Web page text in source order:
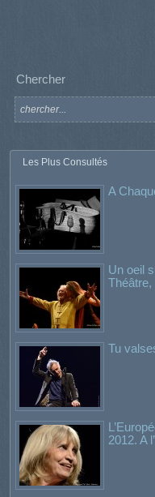
Chercher
Les Plus Consultés
A
Un oeil
Théâtre,
Tu
2012. A